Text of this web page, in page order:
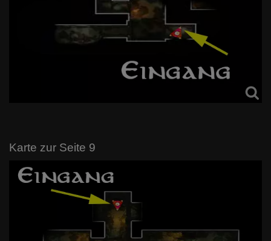
Karte zur Seite 9